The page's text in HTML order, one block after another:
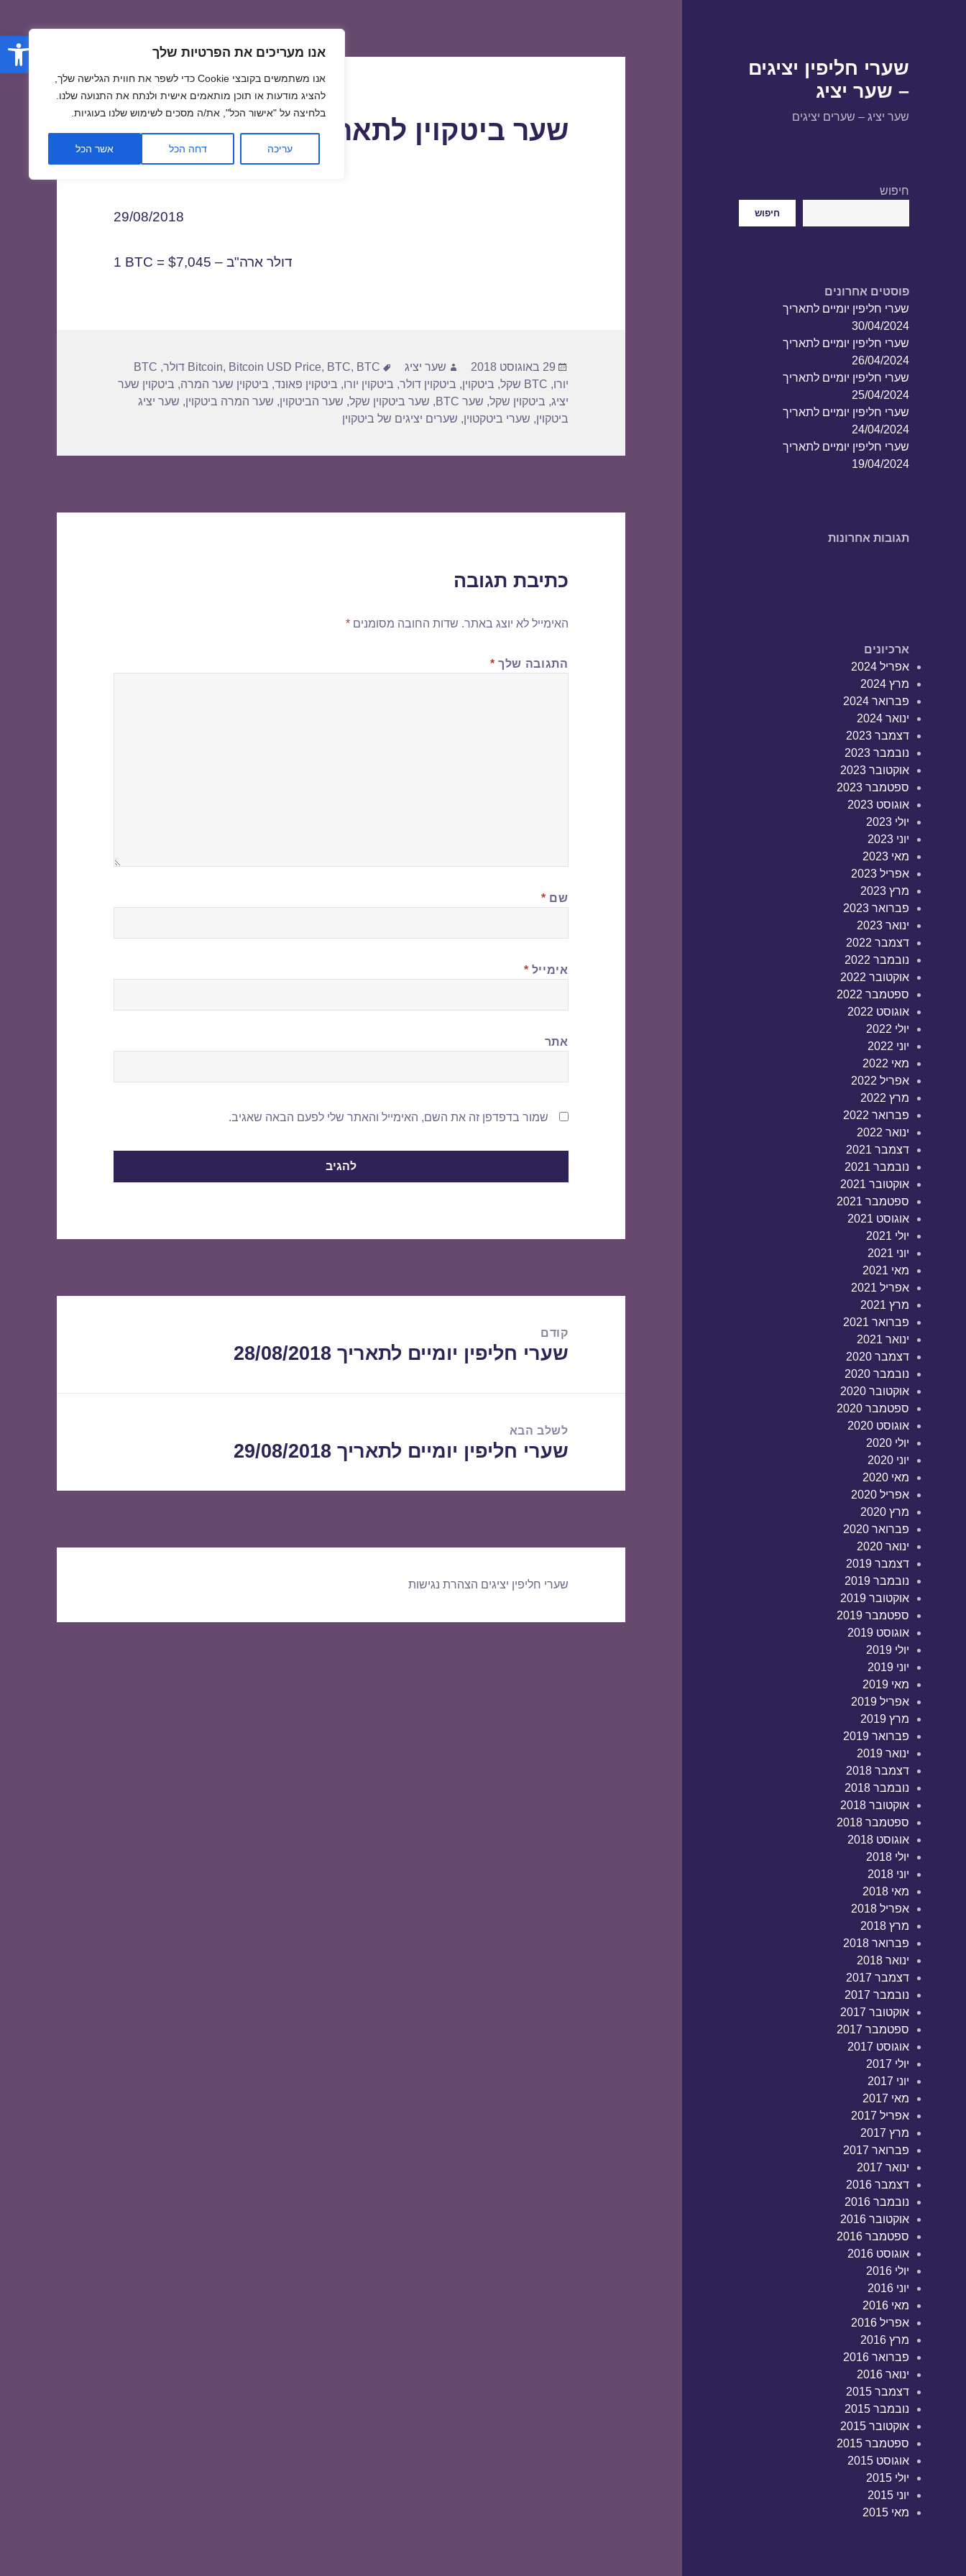
פתח אנו מעריכים את הפרטיות שלך
אנו משתמשים בקובצי Cookie כדי לשפר את חווית הגלישה שלך,
להציג מודעות או תוכן מותאמים אישית ולנתח את התנועה שלנו.
בלחיצה על "אישור הכל", את/ה מסכים לשימוש שלנו בעוגיות.
עריכה דחה הכל אשר הכל
שערי חליפין יציגים
– שער יציג
שער יציג – שערים יציגים
חיפוש
חיפוש
פוסטים אחרונים
שערי חליפין יומיים לתאריך
30/04/2024
שערי חליפין יומיים לתאריך
26/04/2024
שערי חליפין יומיים לתאריך
25/04/2024
שערי חליפין יומיים לתאריך
24/04/2024
שערי חליפין יומיים לתאריך
19/04/2024
תגובות אחרונות
ארכיונים
אפריל 2024
מרץ 2024
פברואר 2024
ינואר 2024
דצמבר 2023
נובמבר 2023
אוקטובר 2023
ספטמבר 2023
אוגוסט 2023
יולי 2023
יוני 2023
מאי 2023
אפריל 2023
מרץ 2023
פברואר 2023
ינואר 2023
דצמבר 2022
נובמבר 2022
אוקטובר 2022
ספטמבר 2022
אוגוסט 2022
יולי 2022
יוני 2022
מאי 2022
אפריל 2022
מרץ 2022
פברואר 2022
ינואר 2022
דצמבר 2021
נובמבר 2021
אוקטובר 2021
ספטמבר 2021
אוגוסט 2021
יולי 2021
יוני 2021
מאי 2021
אפריל 2021
מרץ 2021
פברואר 2021
ינואר 2021
דצמבר 2020
נובמבר 2020
אוקטובר 2020
ספטמבר 2020
אוגוסט 2020
יולי 2020
יוני 2020
מאי 2020
אפריל 2020
מרץ 2020
פברואר 2020
ינואר 2020
דצמבר 2019
נובמבר 2019
אוקטובר 2019
ספטמבר 2019
אוגוסט 2019
יולי 2019
יוני 2019
מאי 2019
אפריל 2019
מרץ 2019
פברואר 2019
ינואר 2019
דצמבר 2018
נובמבר 2018
אוקטובר 2018
ספטמבר 2018
אוגוסט 2018
יולי 2018
יוני 2018
מאי 2018
אפריל 2018
מרץ 2018
פברואר 2018
ינואר 2018
דצמבר 2017
נובמבר 2017
אוקטובר 2017
ספטמבר 2017
אוגוסט 2017
יולי 2017
יוני 2017
מאי 2017
אפריל 2017
מרץ 2017
פברואר 2017
ינואר 2017
דצמבר 2016
נובמבר 2016
אוקטובר 2016
ספטמבר 2016
אוגוסט 2016
יולי 2016
יוני 2016
מאי 2016
אפריל 2016
מרץ 2016
פברואר 2016
ינואר 2016
דצמבר 2015
נובמבר 2015
אוקטובר 2015
ספטמבר 2015
אוגוסט 2015
יולי 2015
יוני 2015
מאי 2015
שער ביטקוין לתאריך 29/08/2018
29/08/2018
1 BTC = $7,045 – דולר ארה"ב
פורסם
בתאריך
29 באוגוסט 2018 מחבר
שער יציג תגיות Bitcoin, Bitcoin USD Price, BTC, BTC דולר ,
BTC
יורו, BTC שקל , ביטקוין, ביטקוין דולר, ביטקוין יורו, ביטקוין פאונד, ביטקוין שער המרה, ביטקוין שער
יציג, ביטקוין שקל, שער BTC , שער ביטקוין שקל, שער הביטקוין, שער המרה ביטקוין, שער יציג
ביטקוין, שערי ביטקטוין, שערים יציגים של ביטקוין
כתיבת תגובה
האימייל לא יוצג באתר. שדות החובה מסומנים*
התגובה שלך *
שם *
אימייל *
אתר
שמור בדפדפן זה את השם, האימייל והאתר שלי לפעם הבאה שאגיב.
קודם
הפוסט
שערי חליפין יומיים לתאריך 28/08/2018
לשלב הבא
הפוסט
שערי חליפין יומיים לתאריך 29/08/2018
שערי חליפין יציגים הצהרת נגישות